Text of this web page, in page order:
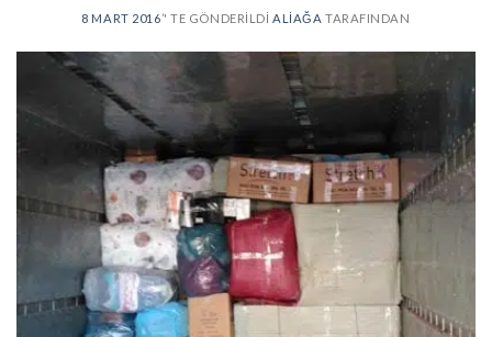
8 MART 2016’' TE GÖNDERILDI ALIAĞA TARAFINDAN